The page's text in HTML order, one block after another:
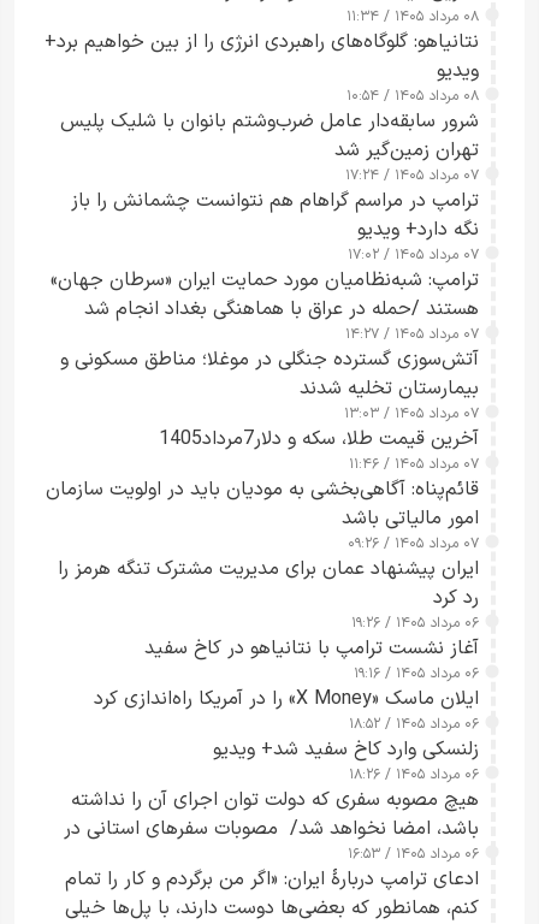
۰۸ مرداد ۱۴۰۵ / ۱۱:۳۴
نتانیاهو: گلوگاه‌های راهبردی انرژی را از بین خواهیم برد+
ویدیو
۰۸ مرداد ۱۴۰۵ / ۱۰:۵۴
شرور سابقه‌دار عامل ضرب‌وشتم بانوان با شلیک پلیس
تهران زمین‌گیر شد
۰۷ مرداد ۱۴۰۵ / ۱۷:۲۴
ترامپ در مراسم گراهام هم نتوانست چشمانش را باز
نگه دارد+ ویدیو
۰۷ مرداد ۱۴۰۵ / ۱۷:۰۲
ترامپ: شبه‌نظامیان مورد حمایت ایران «سرطان جهان»
هستند /حمله در عراق با هماهنگی بغداد انجام شد
۰۷ مرداد ۱۴۰۵ / ۱۴:۲۷
آتش‌سوزی گسترده جنگلی در موغلا؛ مناطق مسکونی و
بیمارستان تخلیه شدند
۰۷ مرداد ۱۴۰۵ / ۱۳:۰۳
آخرین قیمت طلا، سکه و دلار7مرداد1405
۰۷ مرداد ۱۴۰۵ / ۱۱:۴۶
قائم‌پناه: آگاهی‌بخشی به مودیان باید در اولویت سازمان
امور مالیاتی باشد
۰۷ مرداد ۱۴۰۵ / ۰۹:۲۶
ایران پیشنهاد عمان برای مدیریت مشترک تنگه هرمز را
رد کرد
۰۶ مرداد ۱۴۰۵ / ۱۹:۲۶
آغاز نشست ترامپ با نتانیاهو در کاخ سفید
۰۶ مرداد ۱۴۰۵ / ۱۹:۱۶
ایلان ماسک «X Money» را در آمریکا راه‌اندازی کرد
۰۶ مرداد ۱۴۰۵ / ۱۸:۵۲
زلنسکی وارد کاخ سفید شد+ ویدیو
۰۶ مرداد ۱۴۰۵ / ۱۸:۲۶
هیچ مصوبه سفری که دولت توان اجرای آن را نداشته
باشد، امضا نخواهد شد/ مصوبات سفرهای استانی در
چارچوب قانون بودجه است+ عکس
۰۶ مرداد ۱۴۰۵ / ۱۶:۵۳
ادعای ترامپ دربارهٔ ایران: «اگر من برگردم و کار را تمام
کنم، همانطور که بعضی‌ها دوست دارند، با پل‌ها خیلی